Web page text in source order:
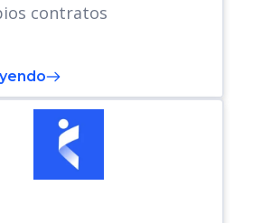
contratos